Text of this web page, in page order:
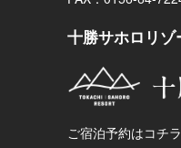
十勝サホロリゾ
ご宿泊予約はコチラ